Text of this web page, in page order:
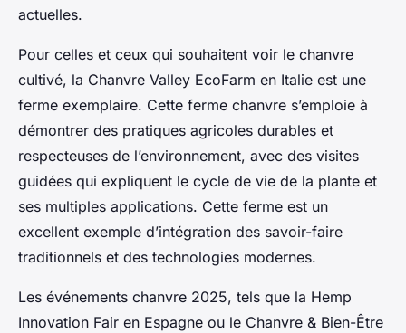
actuelles.
Pour celles et ceux qui souhaitent voir le chanvre
cultivé, la Chanvre Valley EcoFarm en Italie est une
ferme exemplaire. Cette ferme chanvre s’emploie à
démontrer des pratiques agricoles durables et
respecteuses de l’environnement, avec des visites
guidées qui expliquent le cycle de vie de la plante et
ses multiples applications. Cette ferme est un
excellent exemple d’intégration des savoir-faire
traditionnels et des technologies modernes.
Les événements chanvre 2025, tels que la Hemp
Innovation Fair en Espagne ou le Chanvre & Bien-Être